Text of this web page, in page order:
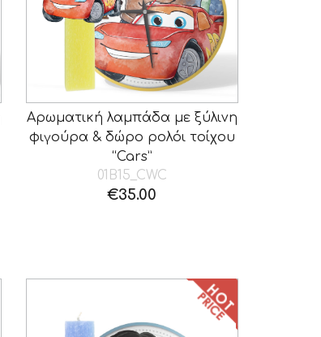
Αρωματική λαμπάδα με ξύλινη
φιγούρα & δώρο ρολόι τοίχου
“Cars”
01B15_CWC
€35.00